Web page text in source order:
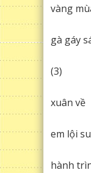
vàng
gà gáy
(3)
xuân về
em lội
hành